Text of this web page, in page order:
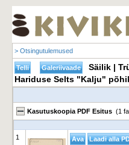
> Otsingutulemused
Säilik |
Hariduse Selts "Kalju"
Kasutuskoopia PDF Esitus (1
1